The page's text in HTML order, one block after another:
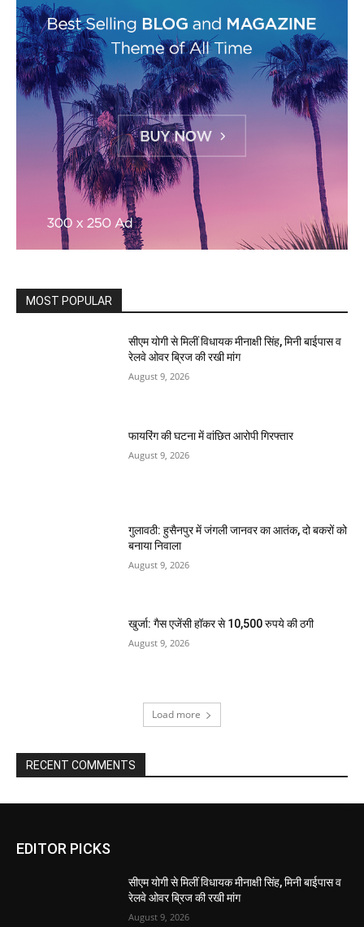
MOST POPULAR
सीएम योगी से मिलीं विधायक मीनाक्षी सिंह, मिनी बाईपास व
रेलवे ओवर ब्रिज की रखी मांग
August 9, 2026
फायरिंग की घटना में वांछित आरोपी गिरफ्तार
August 9, 2026
गुलावठी: हुसैनपुर में जंगली जानवर का आतंक, दो बकरों को
बनाया निवाला
August 9, 2026
खुर्जा: गैस एजेंसी हॉकर से 10,500 रुपये की ठगी
August 9, 2026
Load more
RECENT COMMENTS
EDITOR PICKS
सीएम योगी से मिलीं विधायक मीनाक्षी सिंह, मिनी बाईपास व
रेलवे ओवर ब्रिज की रखी मांग
August 9, 2026